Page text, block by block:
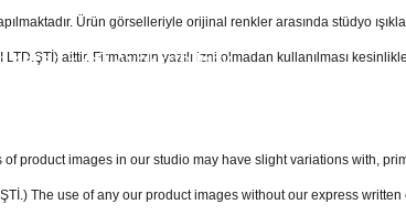
Botlar, Çizmeler, K
Keten - Kot Ayakkabılar v
Ürün görselleriyle orijinal renkler arasında stüdyo
LTD.ŞTİ) aittir. Firmamızın yazılı izni olmadan kullanılması
product images in our studio may have slight variations with,
The use of any our product images without our express